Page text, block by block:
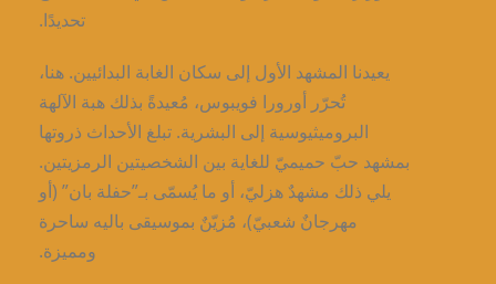
تحديدًا.
يعيدنا المشهد الأول إلى سكان الغابة البدائيين. هنا،
تُحرّر أورورا فويبوس، مُعيدةً بذلك هبة الآلهة
البروميثيوسية إلى البشرية. تبلغ الأحداث ذروتها
بمشهد حبّ حميميّ للغاية بين الشخصيتين الرمزيتين.
يلي ذلك مشهدٌ هزليّ، أو ما يُسمّى بـ”حفلة بان” (أو
مهرجانٌ شعبيّ)، مُزيّنٌ بموسيقى باليه ساحرة
ومميزة.